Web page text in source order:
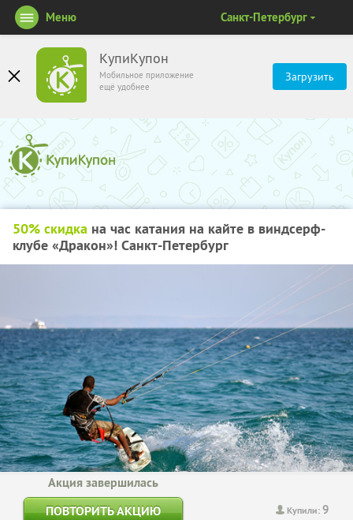
КупиКупон
Мобильное приложение
ещё удобнее
Загрузить
Меню Санкт-Петербург
50% скидка на час катания на кайте в виндсерф-
клубе «Дракон»! Санкт-Петербург
Купили:9
Акция завершилась
ПОВТОРИТЬ АКЦИЮ